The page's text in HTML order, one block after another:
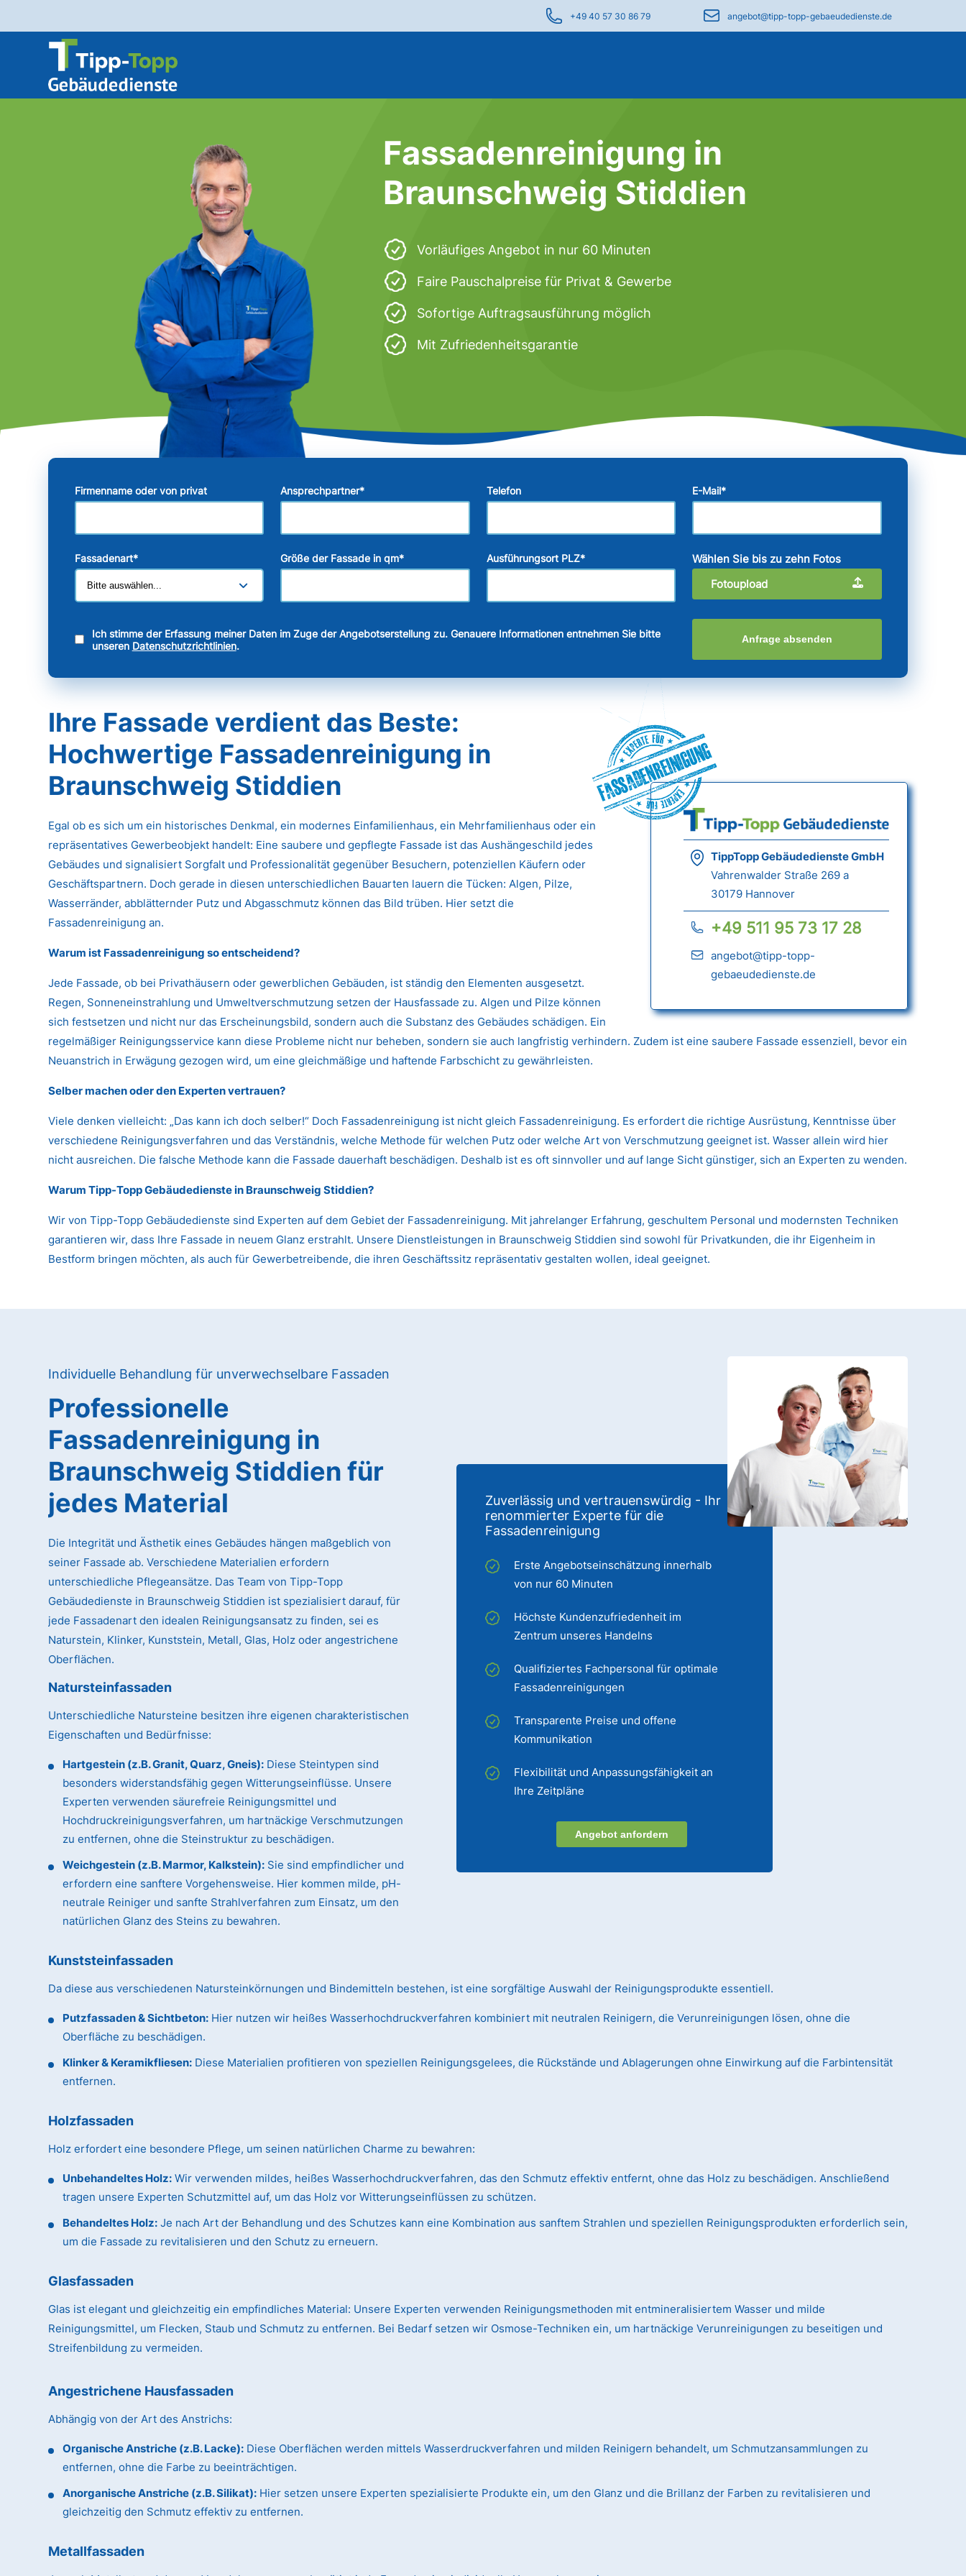
+49 40 57 30 86 79 angebot@tipp-topp-gebaeudedienste.de
Fassadenreinigung in
Braunschweig Stiddien
Vorläufiges Angebot in nur 60 Minuten
Faire Pauschalpreise für Privat & Gewerbe
Sofortige Auftragsausführung möglich
Mit Zufriedenheitsgarantie
Firmenname oder von privat Ansprechpartner* Telefon E-Mail*
Fassadenart* Größe der Fassade in qm* Ausführungsort PLZ*
Wählen Sie bis zu zehn Fotos
Fotoupload
Ich stimme der Erfassung meiner Daten im Zuge der Angebotserstellung zu. Genauere Informationen entnehmen Sie bitte
unseren Datenschutzrichtlinien.
Anfrage absenden
Ihre Fassade verdient das Beste:
Hochwertige Fassadenreinigung in
Braunschweig Stiddien
Fassadenreinigung
TippTopp Gebäudedienste GmbH
Vahrenwalder Straße 269 a
30179 Hannover
+49 511 95 73 17 28
angebot@tipp-topp-
gebaeudedienste.de
Egal ob es sich um ein historisches Denkmal, ein modernes Einfamilienhaus, ein Mehrfamilienhaus oder ein
repräsentatives Gewerbeobjekt handelt: Eine saubere und gepflegte Fassade ist das Aushängeschild jedes
Gebäudes und signalisiert Sorgfalt und Professionalität gegenüber Besuchern, potenziellen Käufern oder
Geschäftspartnern. Doch gerade in diesen unterschiedlichen Bauarten lauern die Tücken: Algen, Pilze,
Wasserränder, abblätternder Putz und Abgasschmutz können das Bild trüben. Hier setzt die
Fassadenreinigung an.
Warum ist Fassadenreinigung so entscheidend?
Jede Fassade, ob bei Privathäusern oder gewerblichen Gebäuden, ist ständig den Elementen ausgesetzt.
Regen, Sonneneinstrahlung und Umweltverschmutzung setzen der Hausfassade zu. Algen und Pilze können
sich festsetzen und nicht nur das Erscheinungsbild, sondern auch die Substanz des Gebäudes schädigen. Ein
regelmäßiger Reinigungsservice kann diese Probleme nicht nur beheben, sondern sie auch langfristig verhindern. Zudem ist eine saubere Fassade essenziell, bevor ein
Neuanstrich in Erwägung gezogen wird, um eine gleichmäßige und haftende Farbschicht zu gewährleisten.
Selber machen oder den Experten vertrauen?
Viele denken vielleicht: „Das kann ich doch selber!“ Doch Fassadenreinigung ist nicht gleich Fassadenreinigung. Es erfordert die richtige Ausrüstung, Kenntnisse über
verschiedene Reinigungsverfahren und das Verständnis, welche Methode für welchen Putz oder welche Art von Verschmutzung geeignet ist. Wasser allein wird hier
nicht ausreichen. Die falsche Methode kann die Fassade dauerhaft beschädigen. Deshalb ist es oft sinnvoller und auf lange Sicht günstiger, sich an Experten zu wenden.
Warum Tipp-Topp Gebäudedienste in Braunschweig Stiddien?
Wir von Tipp-Topp Gebäudedienste sind Experten auf dem Gebiet der Fassadenreinigung. Mit jahrelanger Erfahrung, geschultem Personal und modernsten Techniken
garantieren wir, dass Ihre Fassade in neuem Glanz erstrahlt. Unsere Dienstleistungen in Braunschweig Stiddien sind sowohl für Privatkunden, die ihr Eigenheim in
Bestform bringen möchten, als auch für Gewerbetreibende, die ihren Geschäftssitz repräsentativ gestalten wollen, ideal geeignet.
Individuelle Behandlung für unverwechselbare Fassaden
Zuverlässig und vertrauenswürdig - Ihr
renommierter Experte für die
Fassadenreinigung
Erste Angebotseinschätzung innerhalb
von nur 60 Minuten
Höchste Kundenzufriedenheit im
Zentrum unseres Handelns
Qualifiziertes Fachpersonal für optimale
Fassadenreinigungen
Transparente Preise und offene
Kommunikation
Flexibilität und Anpassungsfähigkeit an
Ihre Zeitpläne
Angebot anfordern
Professionelle
Fassadenreinigung in
Braunschweig Stiddien für
jedes Material
Die Integrität und Ästhetik eines Gebäudes hängen maßgeblich von
seiner Fassade ab. Verschiedene Materialien erfordern
unterschiedliche Pflegeansätze. Das Team von Tipp-Topp
Gebäudedienste in Braunschweig Stiddien ist spezialisiert darauf, für
jede Fassadenart den idealen Reinigungsansatz zu finden, sei es
Naturstein, Klinker, Kunststein, Metall, Glas, Holz oder angestrichene
Oberflächen.
Natursteinfassaden
Unterschiedliche Natursteine besitzen ihre eigenen charakteristischen
Eigenschaften und Bedürfnisse:
Hartgestein (z.B. Granit, Quarz, Gneis): Diese Steintypen sind
besonders widerstandsfähig gegen Witterungseinflüsse. Unsere
Experten verwenden säurefreie Reinigungsmittel und
Hochdruckreinigungsverfahren, um hartnäckige Verschmutzungen
zu entfernen, ohne die Steinstruktur zu beschädigen.
Weichgestein (z.B. Marmor, Kalkstein): Sie sind empfindlicher und
erfordern eine sanftere Vorgehensweise. Hier kommen milde, pH-
neutrale Reiniger und sanfte Strahlverfahren zum Einsatz, um den
natürlichen Glanz des Steins zu bewahren.
Kunststeinfassaden
Da diese aus verschiedenen Natursteinkörnungen und Bindemitteln bestehen, ist eine sorgfältige Auswahl der Reinigungsprodukte essentiell.
Putzfassaden & Sichtbeton: Hier nutzen wir heißes Wasserhochdruckverfahren kombiniert mit neutralen Reinigern, die Verunreinigungen lösen, ohne die
Oberfläche zu beschädigen.
Klinker & Keramikfliesen: Diese Materialien profitieren von speziellen Reinigungsgelees, die Rückstände und Ablagerungen ohne Einwirkung auf die Farbintensität
entfernen.
Holzfassaden
Holz erfordert eine besondere Pflege, um seinen natürlichen Charme zu bewahren:
Unbehandeltes Holz: Wir verwenden mildes, heißes Wasserhochdruckverfahren, das den Schmutz effektiv entfernt, ohne das Holz zu beschädigen. Anschließend
tragen unsere Experten Schutzmittel auf, um das Holz vor Witterungseinflüssen zu schützen.
Behandeltes Holz: Je nach Art der Behandlung und des Schutzes kann eine Kombination aus sanftem Strahlen und speziellen Reinigungsprodukten erforderlich sein,
um die Fassade zu revitalisieren und den Schutz zu erneuern.
Glasfassaden
Glas ist elegant und gleichzeitig ein empfindliches Material: Unsere Experten verwenden Reinigungsmethoden mit entmineralisiertem Wasser und milde
Reinigungsmittel, um Flecken, Staub und Schmutz zu entfernen. Bei Bedarf setzen wir Osmose-Techniken ein, um hartnäckige Verunreinigungen zu beseitigen und
Streifenbildung zu vermeiden.
Angestrichene Hausfassaden
Abhängig von der Art des Anstrichs:
Organische Anstriche (z.B. Lacke): Diese Oberflächen werden mittels Wasserdruckverfahren und milden Reinigern behandelt, um Schmutzansammlungen zu
entfernen, ohne die Farbe zu beeinträchtigen.
Anorganische Anstriche (z.B. Silikat): Hier setzen unsere Experten spezialisierte Produkte ein, um den Glanz und die Brillanz der Farben zu revitalisieren und
gleichzeitig den Schmutz effektiv zu entfernen.
Metallfassaden